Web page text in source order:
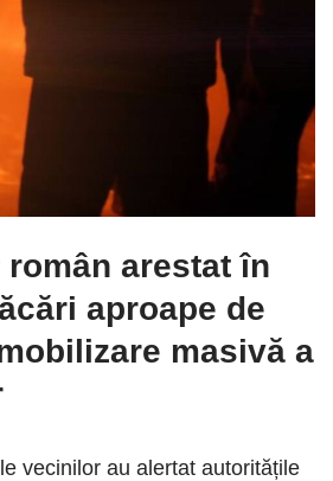
arestat în
aproape de
masivă a
vecinilor au alertat autoritățile